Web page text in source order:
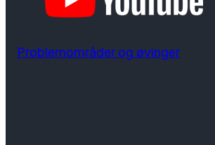
Problemområder og øvinger